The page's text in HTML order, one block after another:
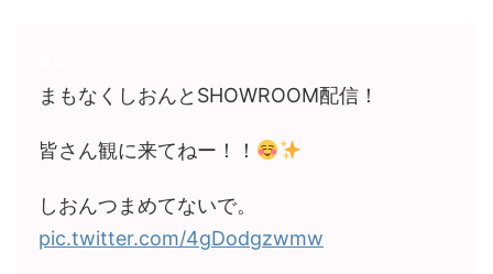
まもなくしおんとSHOWROOM配信！
皆さん観に来てねー！！
しおんつまめてないで。
pic.twitter.com/4gDodgzwmw